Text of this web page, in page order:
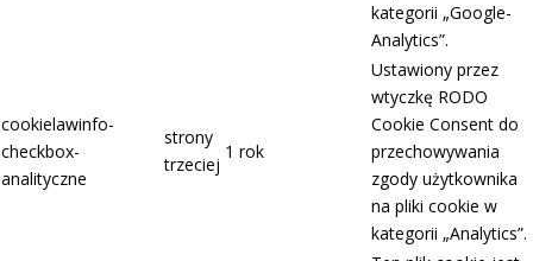
kategorii „Google-
Analytics”.
cookielawinfo-
checkbox-
analityczne
strony
trzeciej
1 rok
Ustawiony przez
wtyczkę RODO
Cookie Consent do
przechowywania
zgody użytkownika
na pliki cookie w
kategorii „Analytics”.